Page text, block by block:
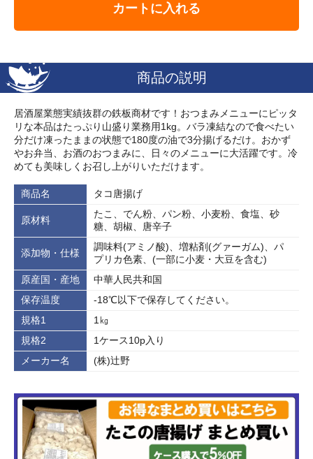
カートに入れる
商品の説明
居酒屋業態実績抜群の鉄板商材です！おつまみメニューにピッタ
リな本品はたっぷり山盛り業務用1kg。バラ凍結なので食べたい
分だけ凍ったままの状態で180度の油で3分揚げるだけ。おかず
やお弁当、お酒のおつまみに、日々のメニューに大活躍です。冷
めても美味しくお召し上がりいただけます。
商品名 タコ唐揚げ
原材料
たこ、でん粉、パン粉、小麦粉、食塩、砂
糖、胡椒、唐辛子
添加物・仕様
調味料(アミノ酸)、増粘剤(グァーガム)、パ
プリカ色素、(一部に小麦・大豆を含む)
原産国・産地
中華人民共和国
保存温度
‐18℃以下で保存してください。
規格1
1㎏
規格2
1ケース10p入り
メーカー名
(株)辻野